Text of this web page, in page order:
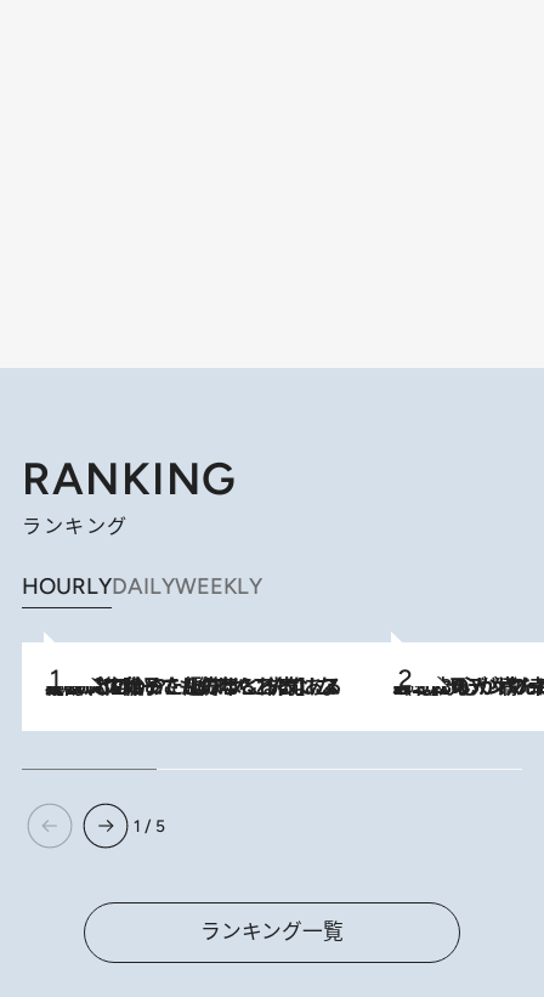
RANKING
ランキング
HOURLYDAILYWEEKLY
2026.8.5
【阿川佐和子さんの年とる力】なぜ70代で始めた趣味は“こんなに楽しい”のか？ ピアノ、俳句…スランプに陥っても続けられる“ある秘訣”とは 2026.8.8
《北欧の人々の幸福度が高いのは…》元デンマーク親善大使が出会った“心が満たされる暮らし”「いいかげんにヒュッゲしなさい！」
1 / 5
ランキング一覧